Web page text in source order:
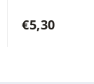
€5,30